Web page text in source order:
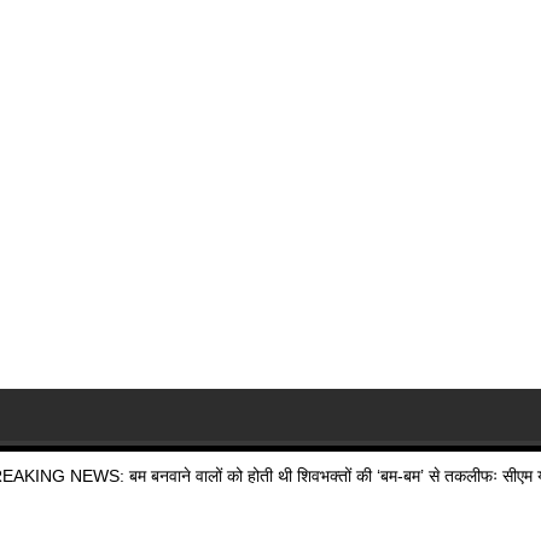
NEWS: बम बनवाने वालों को होती थी शिवभक्तों की ‘बम-बम’ से तकलीफः सीएम